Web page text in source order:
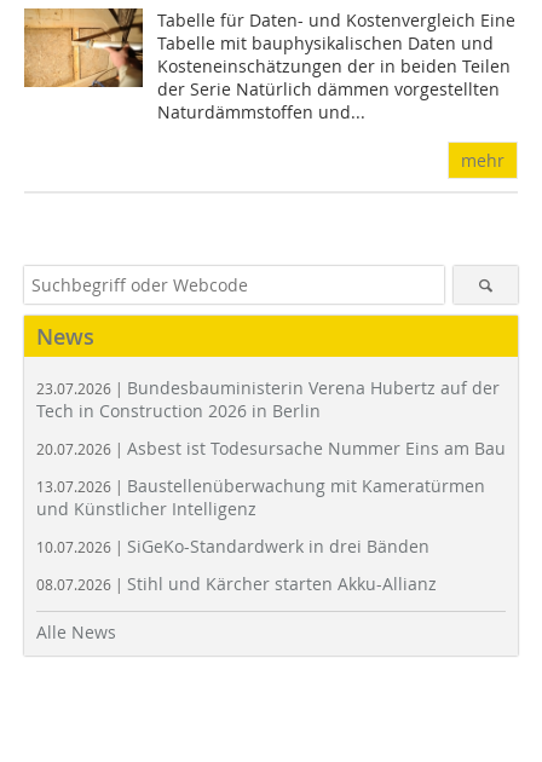
Tabelle für Daten- und Kostenvergleich Eine
Tabelle mit bauphysikalischen Daten und
Kosteneinschätzungen der in beiden Teilen
der Serie Natürlich dämmen vorgestellten
Naturdämmstoffen und...
mehr
News
23.07.2026 | Bundesbauministerin Verena Hubertz auf der
Tech in Construction 2026 in Berlin
20.07.2026 | Asbest ist Todesursache Nummer Eins am Bau
13.07.2026 | Baustellenüberwachung mit Kameratürmen
und Künstlicher Intelligenz
10.07.2026 | SiGeKo-Standardwerk in drei Bänden
08.07.2026 | Stihl und Kärcher starten Akku-Allianz
Alle News